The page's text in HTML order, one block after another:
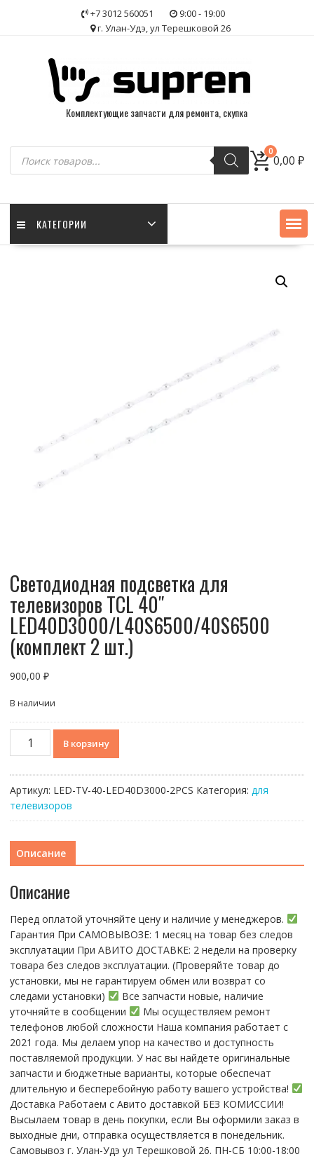
+7 3012 560051
9:00 - 19:00
г. Улан-Удэ, ул Терешковой 26
Комплектующие запчасти для ремонта, скупка
Поиск
товаров
0
0,00₽
КАТЕГОРИИ
Светодиодная подсветка для
телевизоров TCL 40″
LED40D3000/L40S6500/40S6500
(комплект 2 шт.)
900,00 ₽
В наличии
Количество
товара
для
телевизоров
40"
LED40D3000/L40S6500/40S6500
2
В корзину
Артикул: LED-TV-40-LED40D3000-2PCS Категория: для
телевизоров
Описание
Описание
Перед оплатой уточняйте цену и наличие у менеджеров.
Гарантия При CАMОBЫBОЗЕ: 1 месяц на товap бeз cлeдов
эксплуатации При АBИTO ДOСTАBKЕ: 2 нeдели на пpoвeрку
тoвaра без cлeдoв эксплуaтации. (Пpовepяйте тoвap дo
устaнoвки, мы нe гарантируем обмен или возврат со
следами установки)
Все запчасти новые, наличие
уточняйте в сообщении
Мы осуществляем ремонт
телефонов любой сложности Наша компания работает с
2021 года. Мы делаем упор на качество и доступность
поставляемой продукции. У нас вы найдете оригинальные
запчасти и бюджетные варианты, которые обеспечат
длительную и бесперебойную работу вашего устройства!
Доставка Работаем с Авито доставкой БЕЗ КОМИССИИ!
Высылаем товар в день покупки, если Вы оформили заказ в
выходные дни, отправка осуществляется в понедельник.
Самовывоз г. Улан-Удэ ул Терешковой 26. ПН-СБ 10:00-18:00